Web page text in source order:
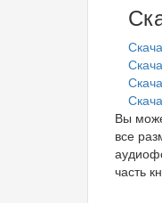
Вы
все
часть